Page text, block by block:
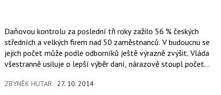
Daňovou kontrolu za poslední tři roky zažilo 56 % českých
středních a velkých firem nad 50 zaměstnanců. V budoucnu se
jejich počet může podle odborníků ještě výrazně zvýšit. Vláda
všestranně usiluje o lepší výběr daní, nárazově stoupl počet
činnost daňové Kobry. V průzkumu, který se týkal tří
ZBYNĚK HUTAR 27. 10. 2014